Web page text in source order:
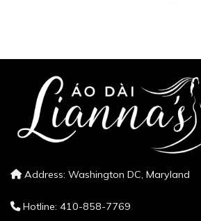
Address: Washington DC, Maryland
Hotline: 410-858-7769